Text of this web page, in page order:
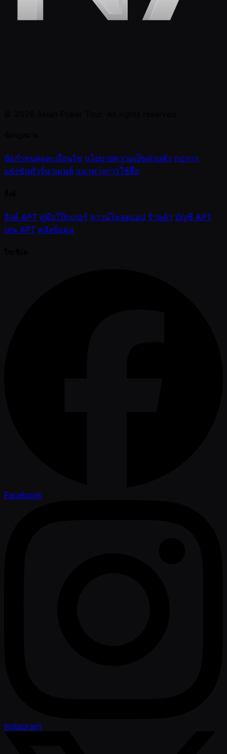
ข้อกำหนดและเงื่อนไข นโยบายความเป็นส่วนตัว กฎการ
แข่งขันทัวร์นาเมนต์ แนวทางการใช้สื่อ
ลิงค์ APT คู่มือโป๊กเกอร์ ดาวน์โหลดแอป ร้านค้า บัญชี APT
เล่น APT คลังข้อมูล
Facebook
Instagram